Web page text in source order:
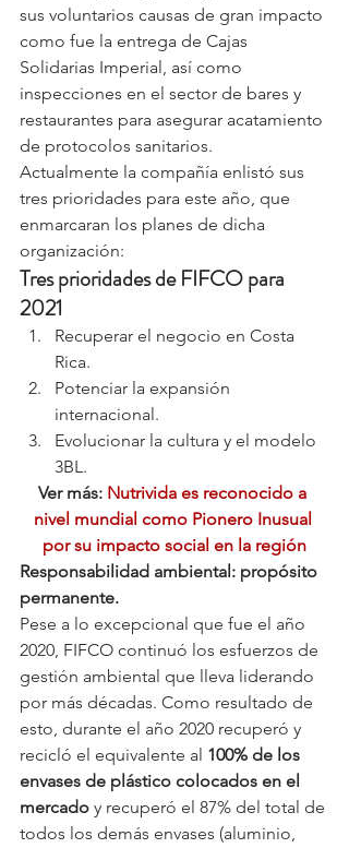
sus voluntarios causas de gran impacto
como fue la entrega de Cajas
Solidarias Imperial, así como
inspecciones en el sector de bares y
restaurantes para asegurar acatamiento
de protocolos sanitarios.
Actualmente la compañía enlistó sus
tres prioridades para este año, que
enmarcaran los planes de dicha
organización:
Tres prioridades de FIFCO para
2021
Recuperar el negocio en Costa
Rica.
Potenciar la expansión
internacional.
Evolucionar la cultura y el modelo
3BL.
Ver más: Nutrivida es reconocido a
nivel mundial como Pionero Inusual
por su impacto social en la región
Responsabilidad ambiental: propósito
permanente.
Pese a lo excepcional que fue el año
2020, FIFCO continuó los esfuerzos de
gestión ambiental que lleva liderando
por más décadas. Como resultado de
esto, durante el año 2020 recuperó y
recicló el equivalente al 100% de los
envases de plástico colocados en el
mercado y recuperó el 87% del total de
todos los demás envases (aluminio,